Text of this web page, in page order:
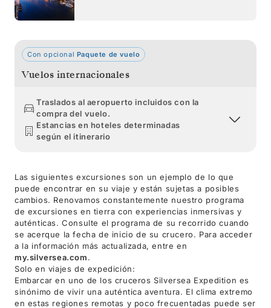
Con opcional Paquete de vuelo
Vuelos internacionales
Traslados al aeropuerto incluidos con la
compra del vuelo.
Estancias en hoteles determinadas
según el itinerario
Las siguientes excursiones son un ejemplo de lo que
puede encontrar en su viaje y están sujetas a posibles
cambios. Renovamos constantemente nuestro programa
de excursiones en tierra con experiencias inmersivas y
auténticas. Consulte el programa de su recorrido cuando
se acerque la fecha de inicio de su crucero. Para acceder
a la información más actualizada, entre en
my.silversea.com.
Solo en viajes de expedición:
Embarcar en uno de los cruceros Silversea Expedition es
sinónimo de vivir una auténtica aventura. El clima extremo
en estas regiones remotas y poco frecuentadas puede ser